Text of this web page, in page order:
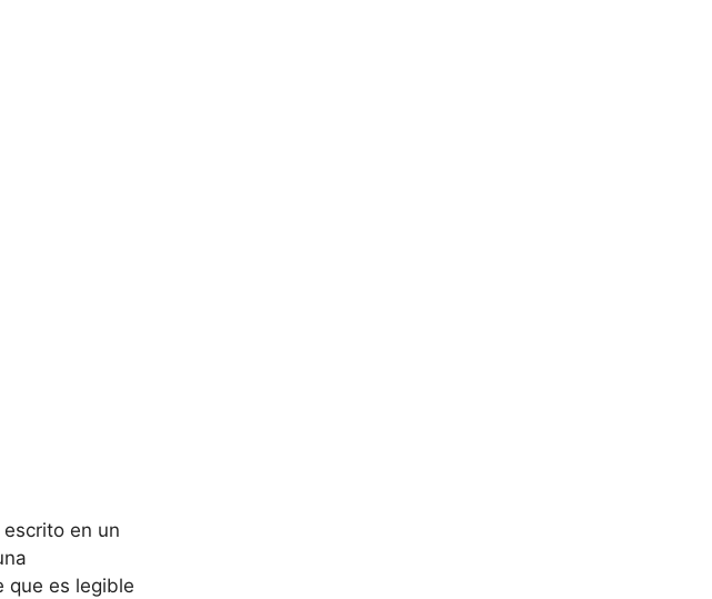
en un
que es legible